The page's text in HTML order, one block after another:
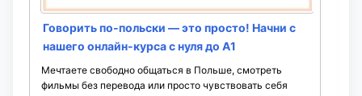
Говорить по-польски — это просто! Начни с
нашего онлайн-курса с нуля до А1
Мечтаете свободно общаться в Польше, смотреть
фильмы без перевода или просто чувствовать себя